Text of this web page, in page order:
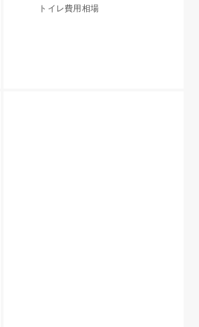
トイレ費用相場